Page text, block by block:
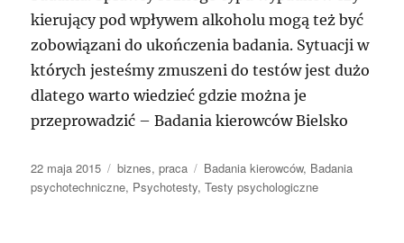
kierujący pod wpływem alkoholu mogą też być
zobowiązani do ukończenia badania. Sytuacji w
których jesteśmy zmuszeni do testów jest dużo
dlatego warto wiedzieć gdzie można je
przeprowadzić – Badania kierowców Bielsko
Data
publikacji
22 maja 2015 Kategorie
biznes,praca Tagi
Badania kierowców, Badania
psychotechniczne, Psychotesty,Testy psychologiczne